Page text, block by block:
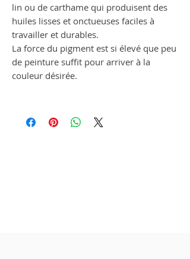
lin ou de carthame qui produisent des
huiles lisses et onctueuses faciles à
travailler et durables.
La force du pigment est si élevé que peu
de peinture suffit pour arriver à la
couleur désirée.